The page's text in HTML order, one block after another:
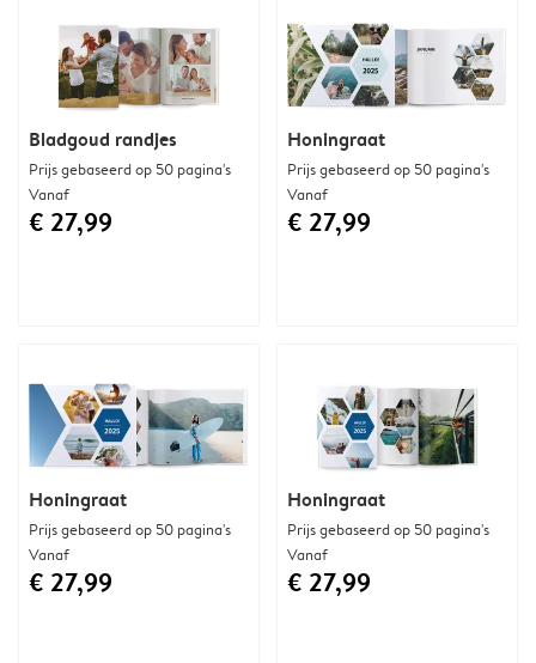
Honingraat
Prijs gebaseerd op 50 pagina's
Vanaf
€ 27,99
Bladgoud randjes
Prijs gebaseerd op 50 pagina's
Vanaf
€ 27,99
Honingraat
Prijs gebaseerd op 50 pagina's
Vanaf
€ 27,99
Honingraat
Prijs gebaseerd op 50 pagina's
Vanaf
€ 27,99